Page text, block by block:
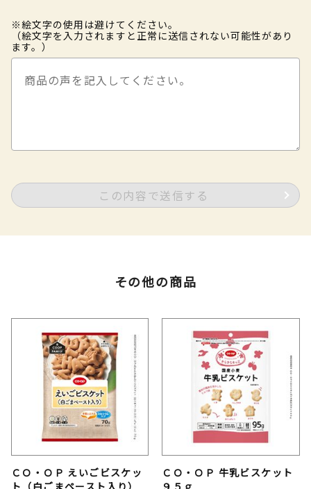
※絵文字の使用は避けてください。
（絵文字を入力されますと正常に送信されない可能性があり
ます。）
この内容で送信する
その他の商品
ＣＯ・ＯＰ えいごビスケッ
ＣＯ・ＯＰ 牛乳ビスケット